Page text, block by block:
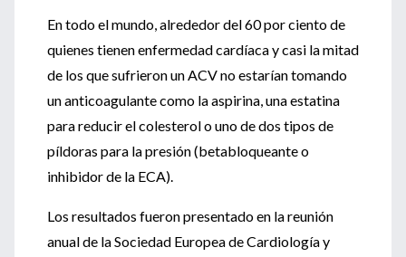
En todo el mundo, alrededor del 60 por ciento de
quienes tienen enfermedad cardíaca y casi la mitad
de los que sufrieron un ACV no estarían tomando
un anticoagulante como la aspirina, una estatina
para reducir el colesterol o uno de dos tipos de
píldoras para la presión (betabloqueante o
inhibidor de la ECA).
Los resultados fueron presentado en la reunión
anual de la Sociedad Europea de Cardiología y